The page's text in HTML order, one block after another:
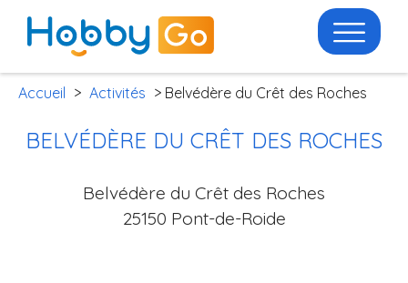
Accueil > Activités > Belvédère du Crêt des Roches
BELVÉDÈRE DU CRÊT DES ROCHES
Belvédère du Crêt des Roches
25150 Pont-de-Roide